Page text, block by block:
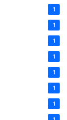
1
1
1
1
1
1
1